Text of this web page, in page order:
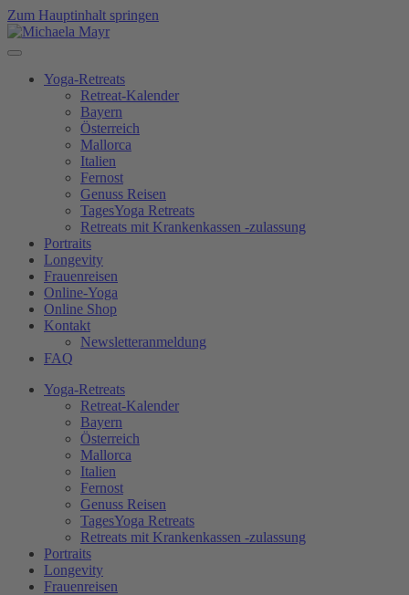
Zum Hauptinhalt springen
Yoga-Retreats
Retreat-Kalender
Bayern
Österreich
Mallorca
Italien
Fernost
Genuss Reisen
TagesYoga Retreats
Retreats mit Krankenkassen -zulassung
Portraits
Longevity
Frauenreisen
Online-Yoga
Online Shop
Kontakt
Newsletteranmeldung
FAQ
Yoga-Retreats
Retreat-Kalender
Bayern
Österreich
Mallorca
Italien
Fernost
Genuss Reisen
TagesYoga Retreats
Retreats mit Krankenkassen -zulassung
Portraits
Longevity
Frauenreisen